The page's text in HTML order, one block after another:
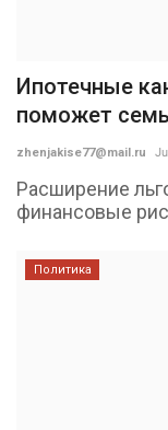
Ипотечные
поможет
zhenjakise77@mail.ru
Расширение
финансовые
Политика